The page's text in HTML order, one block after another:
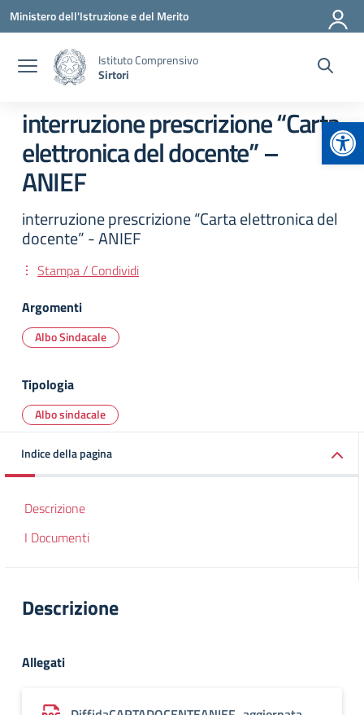
Vai ai contenuti
Vai al menu di navigazione
Vai al footer
Ministero dell'Istruzione e del Merito
Istituto Comprensivo
Sirtori
interruzione prescrizione “Carta
elettronica del docente” –
ANIEF
interruzione prescrizione “Carta elettronica del
docente” - ANIEF
Stampa / Condividi
Argomenti
Albo Sindacale
Tipologia
Albo sindacale
Indice della pagina
Descrizione
I Documenti
Descrizione
Allegati